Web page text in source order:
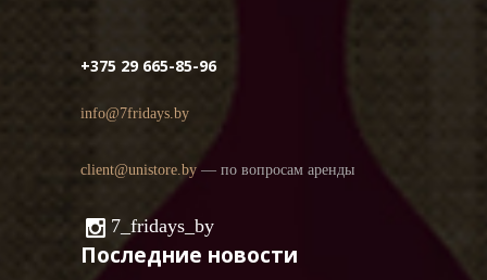
+375 29 665-85-96
info@7fridays.by
client@unistore.by — по вопросам аренды
7_fridays_by
Последние новости